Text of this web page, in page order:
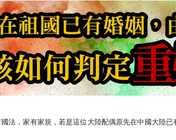
法，家有家規，若是這位大陸配偶原先在中國大陸